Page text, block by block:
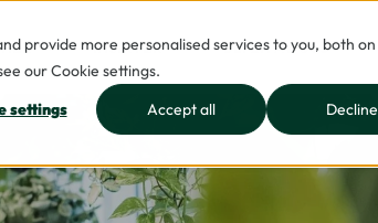
provide more personalised services to you, both
our Cookie settings.
settings
Accept all Decline
INSIKTER BLI EN AV OSS